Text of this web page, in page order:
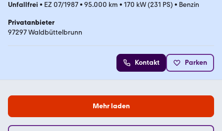
Unfallfrei • EZ 07/1987• 95.000 km • 170 kW (231 PS) • Benzin
Privatanbieter
97297 Waldbüttelbrunn
Kontakt Parken
Mehr laden